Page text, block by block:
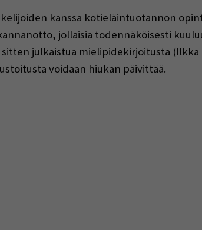
kanssa kotieläintuotannon
jollaisia todennäköisesti
julkaistua mielipidekirjoitusta (Ilkka
voidaan hiukan päivittää.